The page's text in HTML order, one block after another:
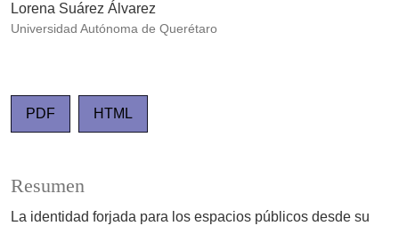
Lorena Suárez Álvarez
Universidad Autónoma de Querétaro
PDF HTML
Resumen
La identidad forjada para los espacios públicos desde su